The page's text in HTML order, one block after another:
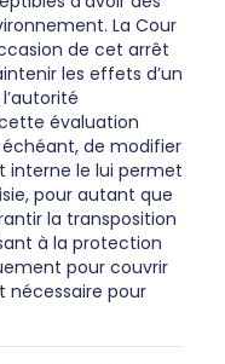
La Cour
de cet arrêt
les effets d’un
évaluation
de modifier
interne le lui permet
pour autant que
la transposition
à la protection
pour couvrir
nécessaire pour